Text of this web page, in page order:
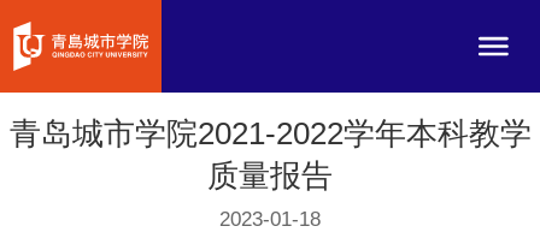
青岛城市学院2021-2022学年本科教学
质量报告
2023-01-18